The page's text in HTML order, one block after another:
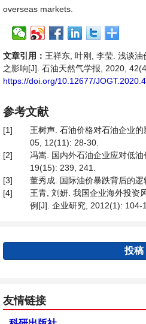
overseas markets.
文章引用： 王祥东, 叶刚, 李莹. 浅谈
之影响[J]. 石油天然气学报, 2020,
https://doi.org/10.12677/
参考文献
[1]
王树声. 石油价格对石油企业
05, 12(11): 28-30.
[2]
冯嵩. 国内外石油企业应对低
19(15): 239, 241.
[3]
董秀成. 国际油价暴跌背后的
[4]
王青, 刘妍. 我国企业海外投
例[J]. 企业研究, 2012(1): 104-
投稿
友情链接